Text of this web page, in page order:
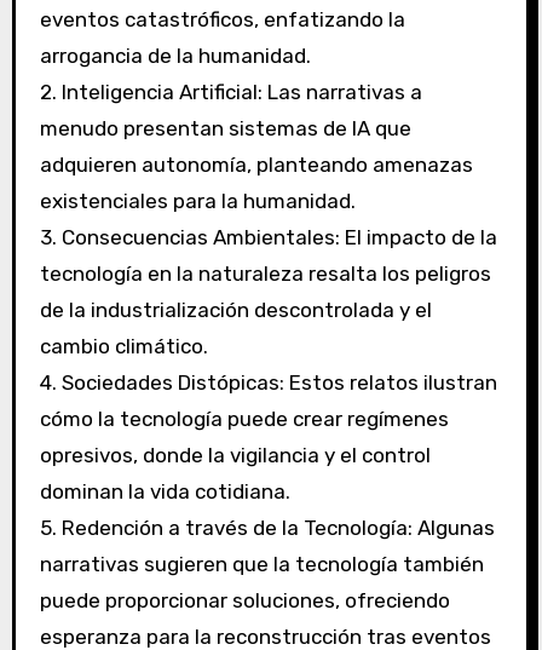
eventos catastróficos, enfatizando la
arrogancia de la humanidad.
2. Inteligencia Artificial: Las narrativas a
menudo presentan sistemas de IA que
adquieren autonomía, planteando amenazas
existenciales para la humanidad.
3. Consecuencias Ambientales: El impacto de la
tecnología en la naturaleza resalta los peligros
de la industrialización descontrolada y el
cambio climático.
4. Sociedades Distópicas: Estos relatos ilustran
cómo la tecnología puede crear regímenes
opresivos, donde la vigilancia y el control
dominan la vida cotidiana.
5. Redención a través de la Tecnología: Algunas
narrativas sugieren que la tecnología también
puede proporcionar soluciones, ofreciendo
esperanza para la reconstrucción tras eventos